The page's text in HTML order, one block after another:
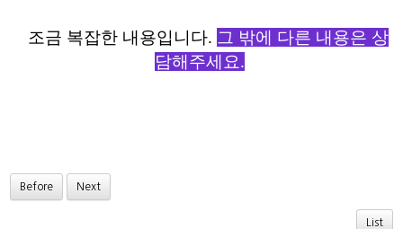
조금 복잡한 내용입니다. 그 밖에 다른 내용은 상
담해주세요.
Before Next
List